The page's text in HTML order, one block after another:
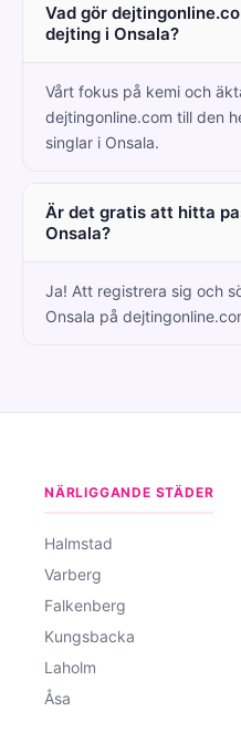
Vad gör
dejting i Onsala?
Vårt fokus på kemi och
dejtingonline.com till den
singlar i Onsala.
Är det gratis att hitta
Onsala?
Ja! Att registrera sig och
Onsala på
NÄRLIGGANDE STÄDER
Halmstad
Varberg
Falkenberg
Kungsbacka
Laholm
Åsa